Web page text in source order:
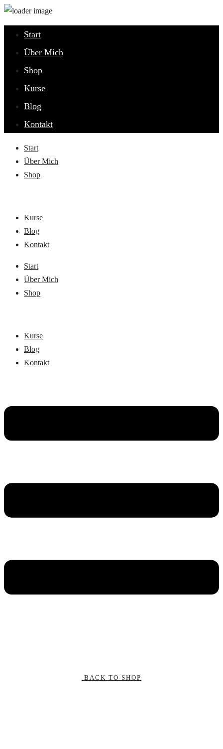
Start
Über Mich
Shop
Kurse
Blog
Kontakt
Start
Über Mich
Shop
Kurse
Blog
Kontakt
Start
Über Mich
Shop
Kurse
Blog
Kontakt
BACK TO SHOP